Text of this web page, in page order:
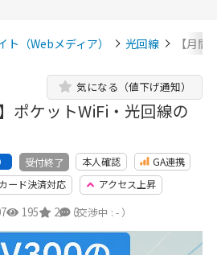
ト（Webメディア） 光回線 【月
ポケットWiFi・光回線の
気になる（値下げ通知）
受付終了 本人確認
GA連携
カード決済対応 アクセス上昇
195 2 3
（交渉中 : - ）